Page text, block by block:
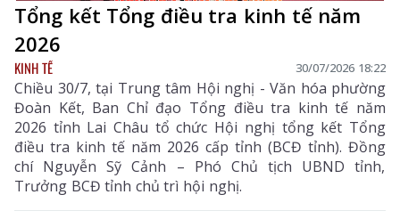
Tổng kết Tổng điều tra kinh tế năm
2026
KINH TẾ 30/07/2026 18:22
Chiều 30/7, tại Trung tâm Hội nghị - Văn hóa phường
Đoàn Kết, Ban Chỉ đạo Tổng điều tra kinh tế năm
2026 tỉnh Lai Châu tổ chức Hội nghị tổng kết Tổng
điều tra kinh tế năm 2026 cấp tỉnh (BCĐ tỉnh). Đồng
chí Nguyễn Sỹ Cảnh – Phó Chủ tịch UBND tỉnh,
Trưởng BCĐ tỉnh chủ trì hội nghị.